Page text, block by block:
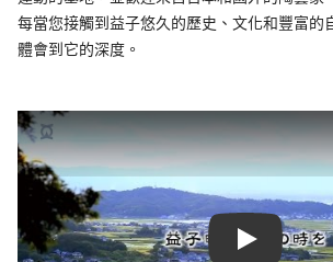
每當您接觸到益子悠久的歷史、文化和豐富的
體會到它的深度。